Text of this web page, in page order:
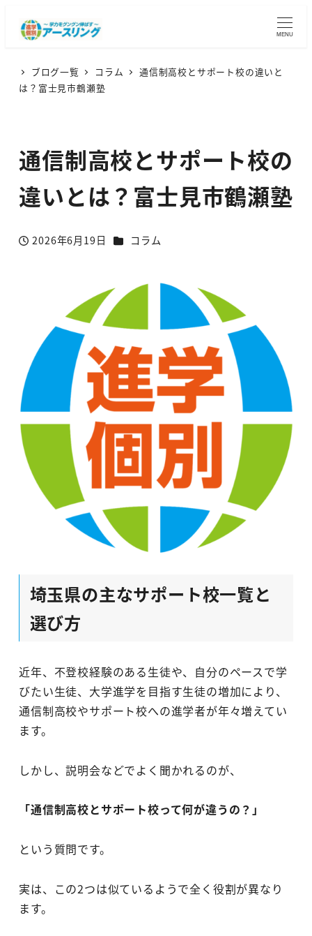
MENU
ブログ一覧 コラム
通信制高校とサポート校の違いと
は？富士見市鶴瀬塾
通信制高校とサポート校の
違いとは？富士見市鶴瀬塾
投稿日
2026年6月19日 カテゴリー
コラム
埼玉県の主なサポート校一覧と
選び方
近年、不登校経験のある生徒や、自分のペースで学
びたい生徒、大学進学を目指す生徒の増加により、
通信制高校やサポート校への進学者が年々増えてい
ます。
しかし、説明会などでよく聞かれるのが、
「通信制高校とサポート校って何が違うの？」
という質問です。
実は、この2つは似ているようで全く役割が異なり
ます。